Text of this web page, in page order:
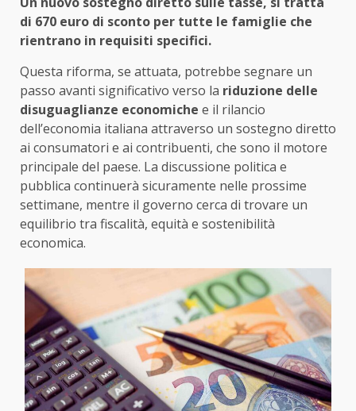
di 670 euro di sconto per tutte le famiglie che
rientrano in requisiti specifici.
Questa riforma, se attuata, potrebbe segnare un
passo avanti significativo verso la riduzione delle
disuguaglianze economiche e il rilancio
dell’economia italiana attraverso un sostegno diretto
ai consumatori e ai contribuenti, che sono il motore
principale del paese. La discussione politica e
pubblica continuerà sicuramente nelle prossime
settimane, mentre il governo cerca di trovare un
equilibrio tra fiscalità, equità e sostenibilità
economica.